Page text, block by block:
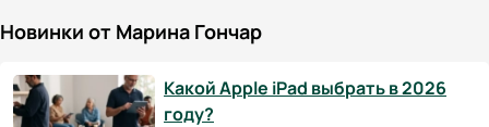
Новинки от Марина Гончар
Какой Apple iPad выбрать в 2026
году?